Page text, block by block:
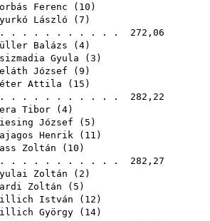
Ferenc ( 10 )
László ( 7 )
. . . . . . . . . . 272,06
Balázs ( 4)
Gyula ( 3 )
József ( 9 )
Attila ( 15 )
. . . . . . . . . . 282,22
Tibor ( 4)
József ( 5 )
Henrik ( 11 )
Zoltán ( 10 )
. . . . . . . . . . 282,27
Zoltán ( 2 )
Zoltán ( 5 )
István ( 12 )
György ( 14)